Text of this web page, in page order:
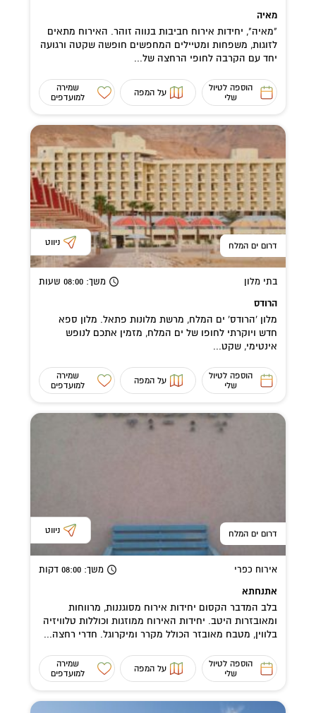
מאיה
"מאיה", יחידות אירוח חביבות בנווה זוהר. האירוח מתאים
לזוגות, משפחות ומטיילים המחפשים חופשה שקטה ורגועה
יחד עם הקרבה לחופי הרחצה של...
הוספה לטיול
שלי
על המפה
שמירה
למועדפים
דרום ים המלח ניווט
בתי מלון משך: 08:00 שעות
הרודס
מלון 'הרודס' ים המלח, מרשת מלונות פתאל. מלון ספא
חדש ויוקרתי לחופו של ים המלח, מזמין אתכם לנופש
אינטימי, שקט...
הוספה לטיול
שלי
על המפה
שמירה
למועדפים
דרום ים המלח ניווט
אירוח כפרי משך: 08:00 דקות
אתנחתא
בלב המדבר הקסום יחידות אירוח מסוגננות, מרווחות
ומאובזרות היטב. יחידות האירוח ממוזגות וכוללות טלוויזיה
בלווין, מטבח מאובזר הכולל מקרר ומיקרוגל. חדרי רחצה...
הוספה לטיול
שלי
על המפה
שמירה
למועדפים